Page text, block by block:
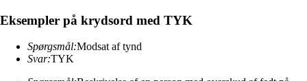
Eksempler på krydsord med TYK
Spørgsmål:Modsat af tynd
Svar:TYK